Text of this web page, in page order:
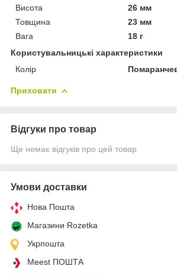
Висота
26 мм
Товщина
23 мм
Вага
18 г
Користувальницькі характеристики
Колір
Приховати
Відгуки про товар
Ще немає відгуків про цей товар
Умови доставки
Нова Пошта
Магазини Rozetka
Укрпошта
Meest ПОШТА